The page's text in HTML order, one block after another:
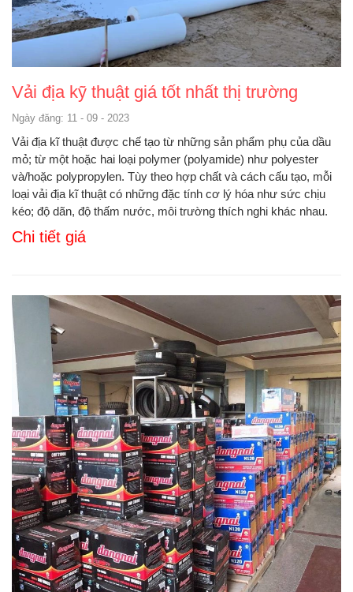
Vải địa kỹ thuật giá tốt nhất thị trường
Ngày đăng: 11 - 09 - 2023
Vải địa kĩ thuật được chế tạo từ những sản phẩm phụ của dầu
mỏ; từ một hoặc hai loại polymer (polyamide) như polyester
và/hoặc polypropylen. Tùy theo hợp chất và cách cấu tạo, mỗi
loại vải địa kĩ thuật có những đặc tính cơ lý hóa như sức chịu
kéo; độ dãn, độ thấm nước, môi trường thích nghi khác nhau.
Chi tiết giá